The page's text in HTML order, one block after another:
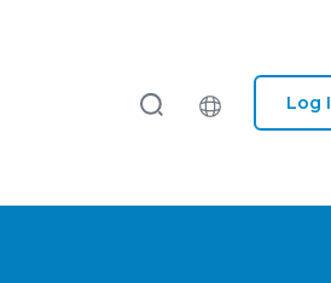
Log